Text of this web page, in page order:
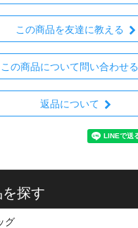
この商品を友達に教える
この商品について問い合わせる
返品について
探す